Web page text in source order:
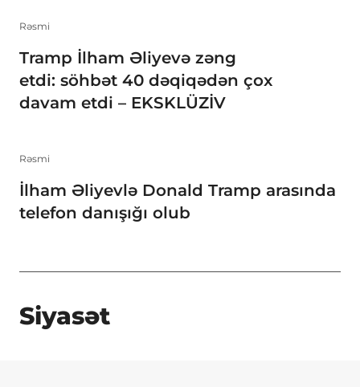
Rəsmi
Tramp İlham Əliyevə zəng
etdi: söhbət 40 dəqiqədən çox
davam etdi – EKSKLÜZİV
Rəsmi
İlham Əliyevlə Donald Tramp arasında
telefon danışığı olub
Siyasət